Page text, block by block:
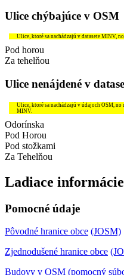
Ulice chýbajúce v OSM
Ulice, ktoré sa nachádzajú v datasete MINV,
Pod horou
Za tehelňou
Ulice nenájdené v
Ulice, ktoré sa nachádzajú v údajoch OSM,
MINV.
Odorínska
Pod Horou
Pod stožkami
Za Tehelňou
Ladiace informácie
Pomocné údaje
Pôvodné hranice obce (JOSM)
Zjednodušené hranice obce
Budovy v OSM (pomocný